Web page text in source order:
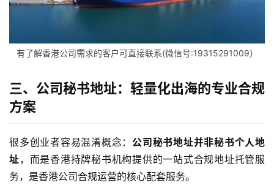
有了解香港公司需求的客户可直接联系(微信号:19315291009）
三、公司秘书地址：轻量化出海的专业合规
方案
很多创业者容易混淆概念： 公司秘书地址并非秘书个人地
址，而是香港持牌秘书机构提供的一站式合规地址托管服
务，是香港公司合规运营的核心配套服务。